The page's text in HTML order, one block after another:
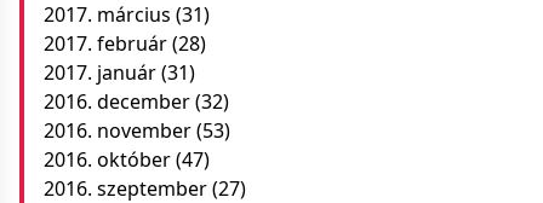
2017. március (31)
2017. február(28)
2017. január(31)
2016. december(32)
2016. november(53)
2016. október(47)
2016. szeptember(27)